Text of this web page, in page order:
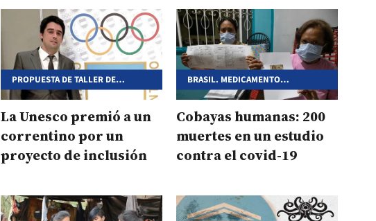
PROPUESTA DE TALLER DE
ATLETISMO ESCOLAR
La Unesco premió a un
correntino por un
proyecto de inclusión
BRASIL. MEDICAMENTO
EXPERIMENTAL
Cobayas humanas: 200
muertes en un estudio
contra el covid-19